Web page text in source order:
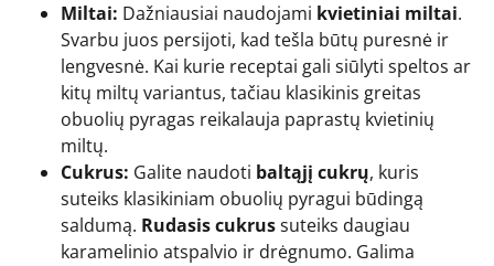
Miltai: Dažniausiai naudojami kvietiniai miltai.
Svarbu juos persijoti, kad tešla būtų puresnė ir
lengvesnė. Kai kurie receptai gali siūlyti speltos ar
kitų miltų variantus, tačiau klasikinis greitas
obuolių pyragas reikalauja paprastų kvietinių
miltų.
Cukrus: Galite naudoti baltąjį cukrų, kuris
suteiks klasikiniam obuolių pyragui būdingą
saldumą. Rudasis cukrussuteiks daugiau
karamelinio atspalvio ir drėgnumo. Galima